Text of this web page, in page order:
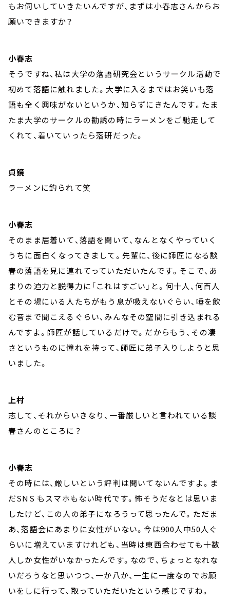
もお伺いしていきたいんですが、まずは小春志さんからお
願いできますか？
小春志
そうですね、私は大学の落語研究会というサークル活動で
初めて落語に触れました。大学に入るまではお笑いも落
語も全く興味がないというか、知らずにきたんです。たま
たま大学のサークルの勧誘の時にラーメンをご馳走して
くれて、着いていったら落研だった。
貞鏡
ラーメンに釣られて笑
小春志
そのまま居着いて、落語を聞いて、なんとなくやっていく
うちに面白くなってきまして。先輩に、後に師匠になる談
春の落語を見に連れてっていただいたんです。そこで、あ
まりの迫力と説得力に「これはすごい」と。何十人、何百人
とその場にいる人たちがもう息が吸えないぐらい、唾を飲
む音まで聞こえるぐらい、みんなその空間に引き込まれる
んですよ。師匠が話しているだけで。だからもう、その凄
さというものに憧れを持って、師匠に弟子入りしようと思
いました。
上村
志して、それからいきなり、一番厳しいと言われている談
春さんのところに？
小春志
その時には、厳しいという評判は聞いてないんですよ。ま
だSNS もスマホもない時代です。怖そうだなとは思いま
したけど、この人の弟子になろうって思ったんで。ただま
あ、落語会にあまりに女性がいない。今は900人中50人ぐ
らいに増えていますけれども、当時は東西合わせても十数
人しか女性がいなかったんです。なので、ちょっとなれな
いだろうなと思いつつ、一か八か、一生に一度なのでお願
いをしに行って、取っていただいたという感じですね。